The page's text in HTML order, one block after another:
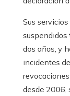
Sus
suspendidos
dos años, y
incidentes
desde 2006,